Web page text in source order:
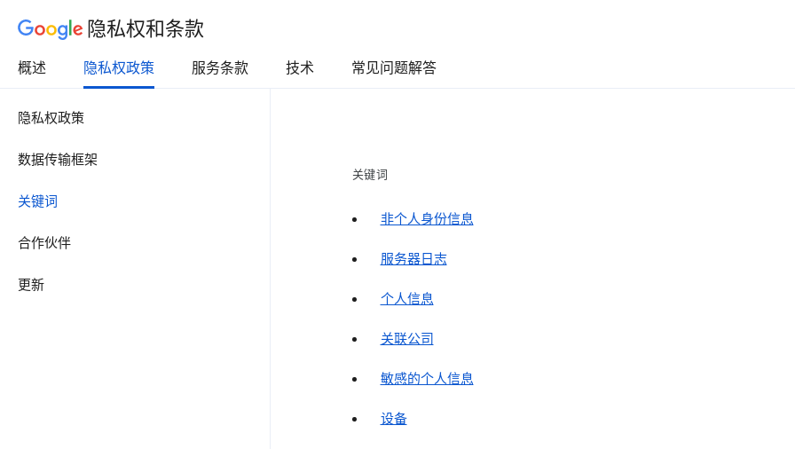
隐私权和条款
概述 隐私权政策 服务条款 技术 常见问题解答
隐私权政策
数据传输框架
关键词
合作伙伴
更新
关键词
非个人身份信息
服务器日志
个人信息
关联公司
敏感的个人信息
设备